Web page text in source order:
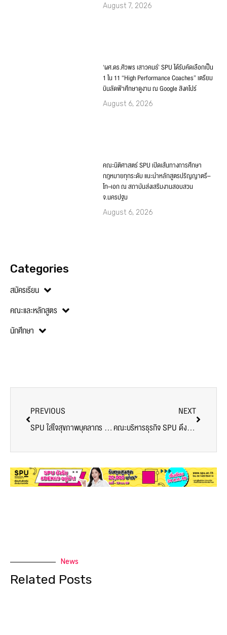
August 7, 2026
‘ผศ.ดร.ศิวพร เสาวคนธ์’ SPU ได้รับคัดเลือกเป็น
1 ใน 11 “High Performance Coaches” เตรียม
บินลัดฟ้าศึกษาดูงาน ณ Google สิงคโปร์
August 6, 2026
คณะนิติศาสตร์ SPU เปิดเส้นทางการศึกษา
กฎหมายทุกระดับ แนะนำหลักสูตรปริญญาตรี–
โท–เอก ณ สถาบันส่งเสริมงานสอบสวน
จ.นครปฐม
August 6, 2026
Categories
สมัครเรียน
คณะและหลักสูตร
นักศึกษา
PREVIOUS
SPU ใส่ใจสุขภาพบุคลากร เปิด “ศูนย์กายภาพบำบัด D Care@SPU” ดูแลอาการออฟฟิศซินโดรมฟรี
NEXT
คณะบริหารธุรกิจ SPU ดึงผู้เชี่ยวชาญร่วมถอดรหัสตลาดจีน เสริมกลยุทธ์ส่งออกให้นักศึกษามองไกลอย่างมืออาชีพ
News
Related Posts